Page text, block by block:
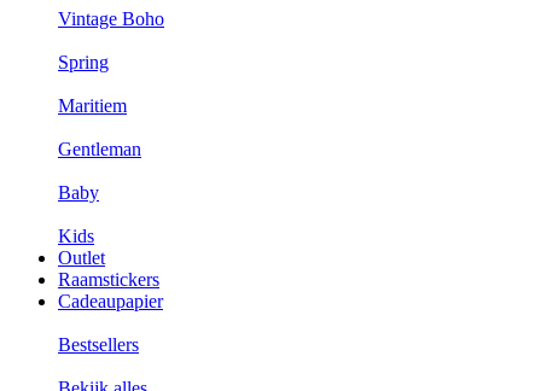
Vintage Boho
Spring
Maritiem
Gentleman
Baby
Kids
Outlet
Raamstickers
Cadeaupapier
Bestsellers